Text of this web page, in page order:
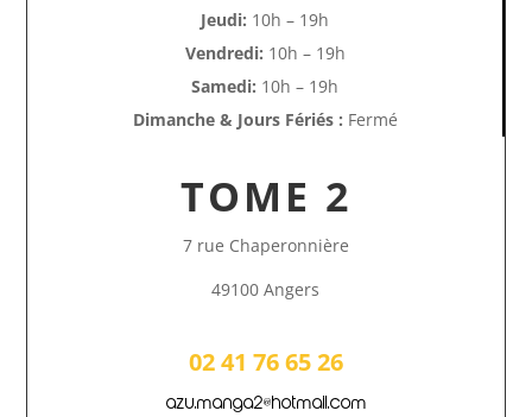
Jeudi: 10h – 19h
Vendredi: 10h – 19h
Samedi: 10h – 19h
Dimanche & Jours Fériés : Fermé
TOME 2
7 rue Chaperonnière
49100 Angers
02 41 76 65 26
azu.manga2@hotmail.com